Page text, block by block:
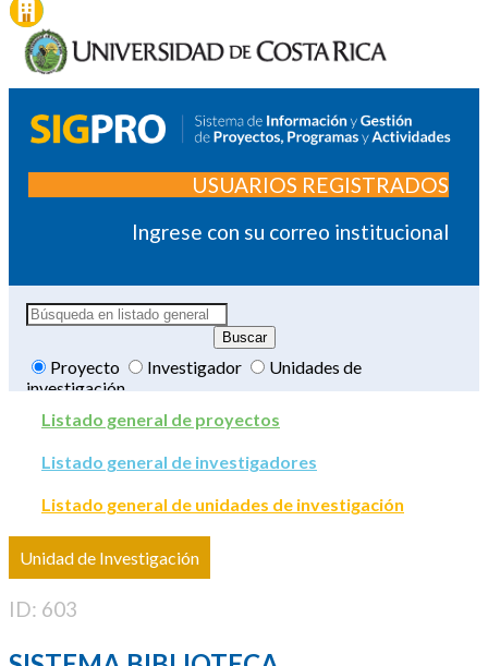
USUARIOS REGISTRADOS
Ingrese con su correo institucional
Proyecto Investigador
Unidades de
investigación
Listado general de proyectos
Listado general de investigadores
Listado general de unidades de investigación
Unidad de Investigación
ID: 603